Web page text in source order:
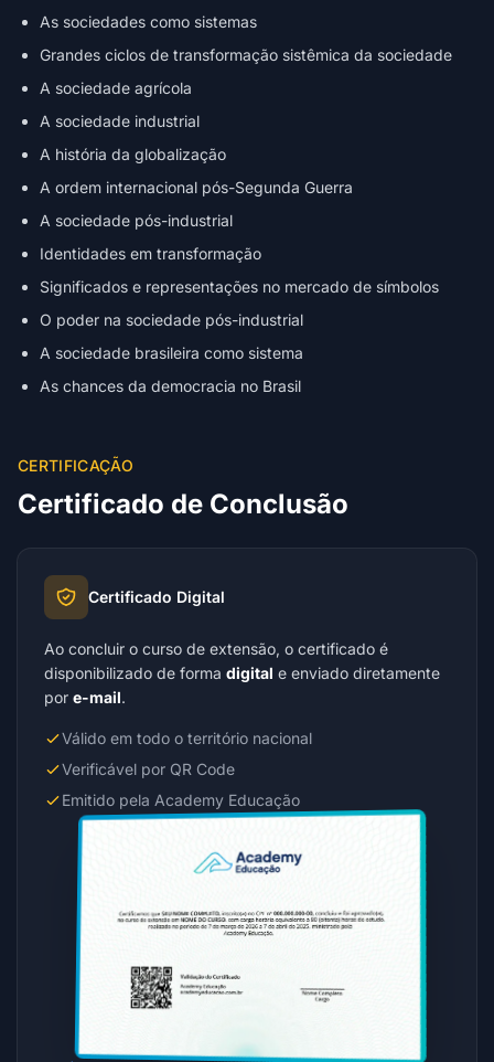
As sociedades como sistemas
Grandes ciclos de transformação sistêmica da sociedade
A sociedade agrícola
A sociedade industrial
A história da globalização
A ordem internacional pós-Segunda Guerra
A sociedade pós-industrial
Identidades em transformação
Significados e representações no mercado de símbolos
O poder na sociedade pós-industrial
A sociedade brasileira como sistema
As chances da democracia no Brasil
CERTIFICAÇÃO
Certificado de Conclusão
Certificado Digital
Ao concluir o curso de extensão, o certificado é
disponibilizado de forma digital e enviado diretamente
por e-mail.
Válido em todo o território nacional
Verificável por QR Code
Emitido pela Academy Educação